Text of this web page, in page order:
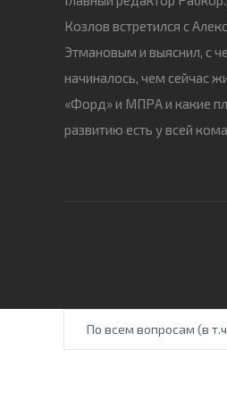
Козлов встретился с
Этмановым и выяснил, с
начиналось, чем сейчас
«Форд» и МПРА и какие
развитию есть у всей
По всем вопросам (в